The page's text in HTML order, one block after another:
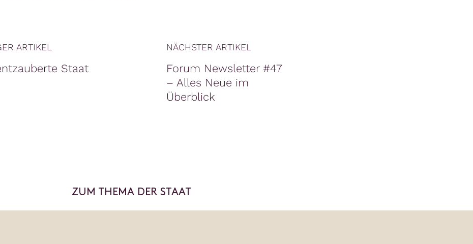
ARTIKEL
Staat
NÄCHSTER ARTIKEL
Forum Newsletter #47
– Alles Neue im
Überblick
ZUM THEMA DER STAAT